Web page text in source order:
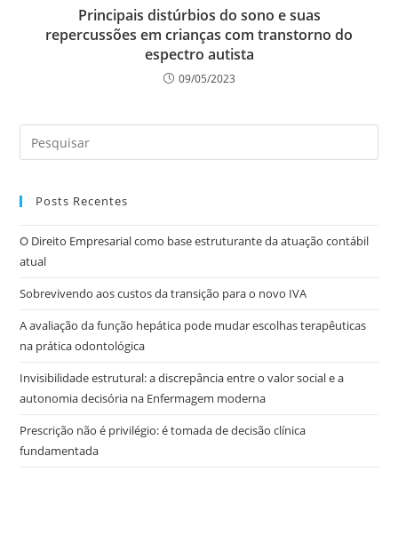
Principais distúrbios do sono e suas
repercussões em crianças com transtorno do
espectro autista
09/05/2023
Posts Recentes
O Direito Empresarial como base estruturante da atuação contábil
atual
Sobrevivendo aos custos da transição para o novo IVA
A avaliação da função hepática pode mudar escolhas terapêuticas
na prática odontológica
Invisibilidade estrutural: a discrepância entre o valor social e a
autonomia decisória na Enfermagem moderna
Prescrição não é privilégio: é tomada de decisão clínica
fundamentada